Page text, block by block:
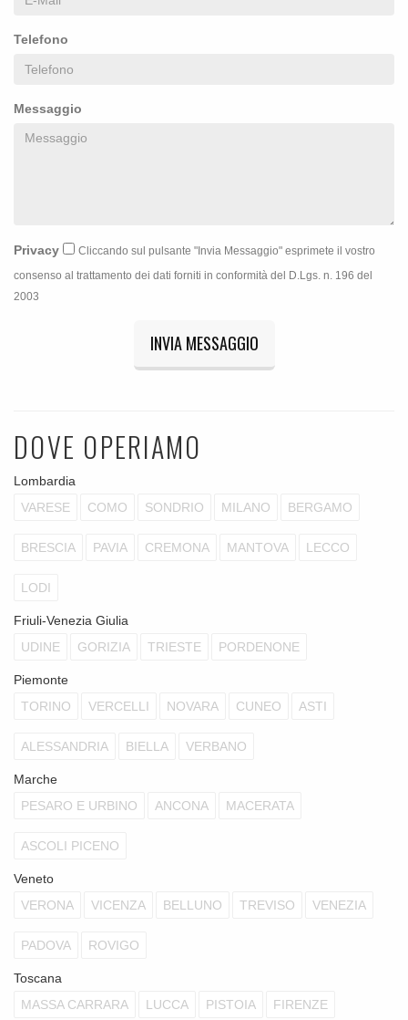
Telefono
Messaggio
Privacy
Cliccando sul pulsante "Invia Messaggio" esprimete il vostro
consenso al trattamento dei dati forniti in conformità del D.Lgs. n. 196 del
2003
INVIA MESSAGGIO
DOVE OPERIAMO
Lombardia
VARESE
COMO SONDRIO MILANO BERGAMO
BRESCIA PAVIA CREMONA MANTOVA LECCO
LODI
Friuli-Venezia Giulia
UDINE
GORIZIA TRIESTE PORDENONE
Piemonte
TORINO
VERCELLI NOVARA CUNEO ASTI
ALESSANDRIA BIELLA VERBANO
Marche
PESARO E URBINO
ANCONA MACERATA
ASCOLI PICENO
Veneto
VERONA
VICENZA BELLUNO TREVISO VENEZIA
PADOVA ROVIGO
Toscana
MASSA CARRARA
LUCCA PISTOIA FIRENZE